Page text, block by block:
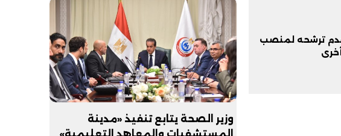
ترشحه لمنصب
وزير الصحة يتابع تنفيذ «مدينة